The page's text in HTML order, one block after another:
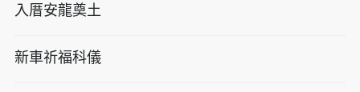
入厝安龍奠土
新車祈福科儀